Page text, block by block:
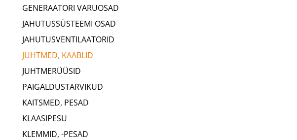
GENERAATORI VARUOSAD
JAHUTUSSÜSTEEMI OSAD
JAHUTUSVENTILAATORID
JUHTMED, KAABLID
JUHTMERÜÜSID
PAIGALDUSTARVIKUD
KAITSMED, PESAD
KLAASIPESU
KLEMMID, -PESAD